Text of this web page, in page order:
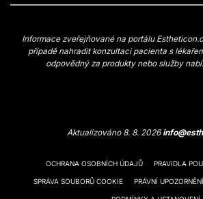
Informace zveřejňované na portálu
případě nahradit konzultaci pacienta s
odpovědný za produkty nebo služby
Aktualizováno 8. 8. 2026
OCHRANA OSOBNÍCH ÚDAJŮ PRAVIDLA
SPRÁVA SOUBORŮ COOKIE PRÁVNÍ UPOZORNĚNÍ